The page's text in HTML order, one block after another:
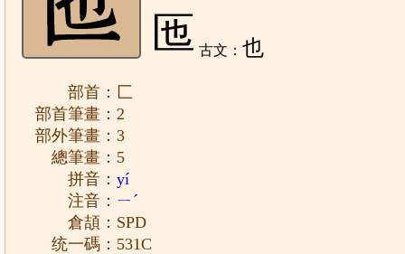
匜 古文：也
部首：匚
部首筆畫：2
部外筆畫：3
總筆畫：5
拼音：yí
注音： ㄧˊ
倉頡：SPD
统一碼：531C